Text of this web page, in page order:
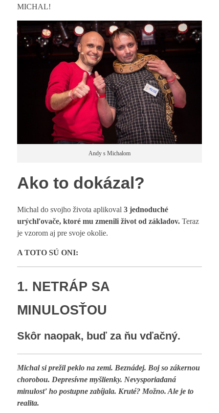
MICHAL!
Andy s Michalom
Ako to dokázal?
Michal do svojho života aplikoval 3 jednoduché
urýchľovače, ktoré mu zmenili život od základov. Teraz
je vzorom aj pre svoje okolie.
A TOTO SÚ ONI:
1. NETRÁP SA
MINULOSŤOU
Skôr naopak, buď za ňu vďačný.
Michal si prežil peklo na zemi. Beznádej. Boj so zákernou
chorobou. Depresívne myšlienky. Nevysporiadaná
minulosť ho postupne zabíjala. Kruté? Možno. Ale je to
realita.